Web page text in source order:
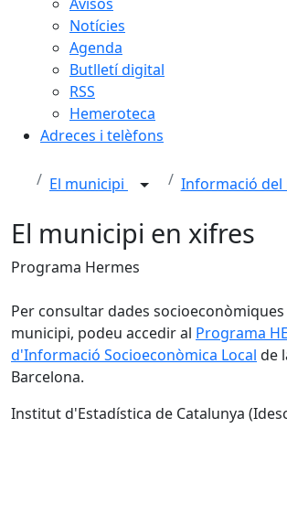
Notícies
Agenda
Butlletí digital
RSS
Hemeroteca
Adreces i telèfons
El municipi Informació del
El municipi en xifres
Programa Hermes
Per consultar dades
municipi, podeu accedir al Programa
d'Informació Socioeconòmica Local de
Barcelona.
Institut d'Estadística de Catalunya